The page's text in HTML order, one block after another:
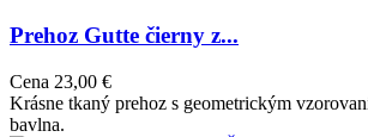
Prehoz Gutte čierny z...
Cena 23,00 €
Krásne tkaný prehoz s geometrickým
bavlna.